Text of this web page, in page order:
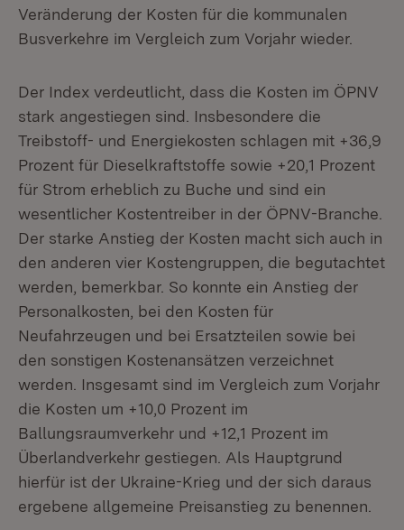
Veränderung der Kosten für die kommunalen
Busverkehre im Vergleich zum Vorjahr wieder.
Der Index verdeutlicht, dass die Kosten im ÖPNV
stark angestiegen sind. Insbesondere die
Treibstoff- und Energiekosten schlagen mit +36,9
Prozent für Dieselkraftstoffe sowie +20,1 Prozent
für Strom erheblich zu Buche und sind ein
wesentlicher Kostentreiber in der ÖPNV-Branche.
Der starke Anstieg der Kosten macht sich auch in
den anderen vier Kostengruppen, die begutachtet
werden, bemerkbar. So konnte ein Anstieg der
Personalkosten, bei den Kosten für
Neufahrzeugen und bei Ersatzteilen sowie bei
den sonstigen Kostenansätzen verzeichnet
werden. Insgesamt sind im Vergleich zum Vorjahr
die Kosten um +10,0 Prozent im
Ballungsraumverkehr und +12,1 Prozent im
Überlandverkehr gestiegen. Als Hauptgrund
hierfür ist der Ukraine-Krieg und der sich daraus
ergebene allgemeine Preisanstieg zu benennen.